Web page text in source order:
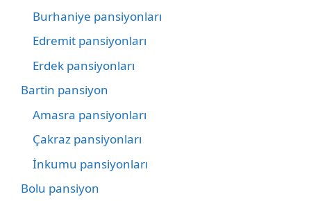
Burhaniye pansiyonları
Edremit pansiyonları
Erdek pansiyonları
Bartin pansiyon
Amasra pansiyonları
Çakraz pansiyonları
İnkumu pansiyonları
Bolu pansiyon